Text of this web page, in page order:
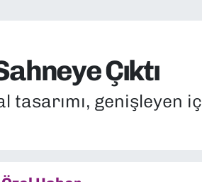
Çıktı
tasarımı, genişleyen iç